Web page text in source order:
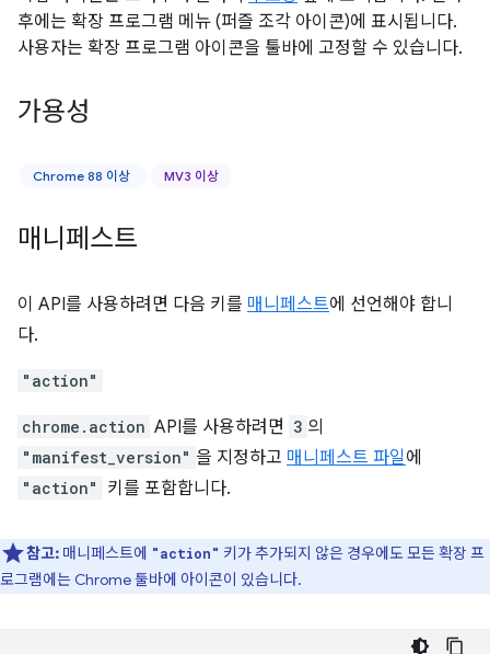
후에는 확장 프로그램 메뉴 (퍼즐 조각 아이콘)에 표시됩니다.
사용자는 확장 프로그램 아이콘을 툴바에 고정할 수 있습니다.
가용성
Chrome 88 이상 MV3 이상
매니페스트
이 API를 사용하려면 다음 키를 매니페스트에 선언해야 합니
다.
"action"
chrome.action API를 사용하려면 3 의
"manifest_version" 을 지정하고 매니페스트 파일에
"action" 키를 포함합니다.
참고: 매니페스트에 "action" 키가 추가되지 않은 경우에도 모든 확장 프
로그램에는 Chrome 툴바에 아이콘이 있습니다.